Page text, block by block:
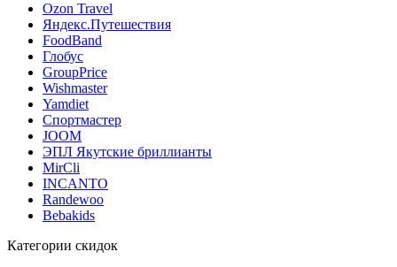
Ozon Travel
Яндекс.Путешествия
FoodBand
Глобус
GroupPrice
Wishmaster
Yamdiet
Спортмастер
JOOM
ЭПЛ Якутские бриллианты
MirCli
INCANTO
Randewoo
Bebakids
Категории скидок